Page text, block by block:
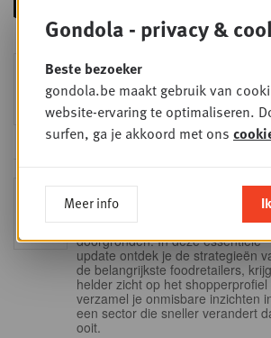
WOE
9
SEP
Foodservice - Joint
business planning
Intro to Negotiation: Succes aan
onderhandelingstafel is geen
15
Into Retail - Sold out
Mis deze unieke kans niet om het
Belgische retaillandschap
doorgronden. In deze essentiële
update ontdek je de strategieën
de belangrijkste foodretailers,
helder zicht op het shopperprofiel
verzamel je onmisbare inzichten
een sector die sneller verandert
ooit.
Gondola - privacy &
Beste bezoeker
gondola.be maakt gebruik van
website-ervaring te optimaliseren.
surfen, ga je akkoord met ons
Meer info